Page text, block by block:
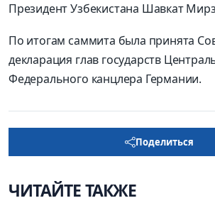
Президент Узбекистана Шавкат
По итогам саммита была принята
декларация глав государств
Федерального канцлера Германии.
Поделиться
ЧИТАЙТЕ ТАКЖЕ